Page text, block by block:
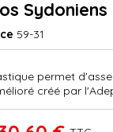
Sydoniens
59-31
permet
créé par